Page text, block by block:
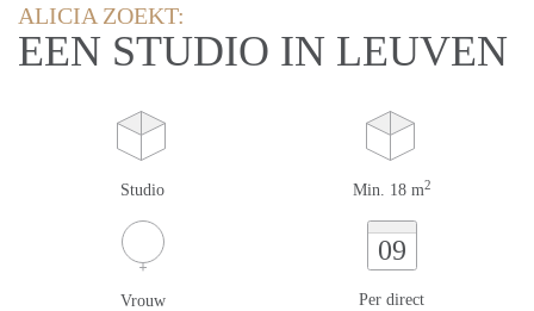
ALICIA ZOEKT:
EEN STUDIO IN LEUVEN
Studio Min. 18 m2
Vrouw
09
Per direct